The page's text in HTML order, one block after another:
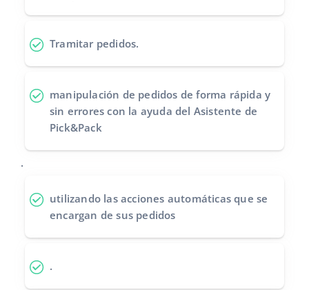
Tramitar pedidos.
manipulación de pedidos de forma rápida y
sin errores con la ayuda del Asistente de
Pick&Pack
.
utilizando las acciones automáticas que se
encargan de sus pedidos
.